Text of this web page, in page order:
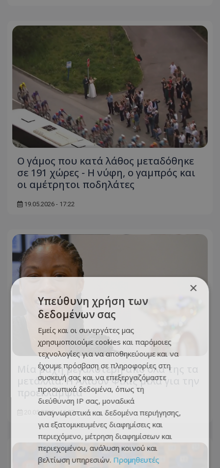
Ο γάμος που κατά λάθος μεταδόθηκε
σε 191 χώρες - Η νύφη, ο γαμπρός και
οι αμέτρητοι ποδηλάτες
19.05.2026 - 17:22
Μία μάχη μεγαλύτερη από όλα της τα
μετάλλια: Η Άλισον Φίλιξ μιλά για την
προεκλαμψία
20.05.2026 - 16:07
×
Υπεύθυνη χρήση των
δεδομένων σας
Εμείς και οι συνεργάτες μας
χρησιμοποιούμε cookies και παρόμοιες
τεχνολογίες για να αποθηκεύουμε και να
έχουμε πρόσβαση σε πληροφορίες στη
συσκευή σας και να επεξεργαζόμαστε
προσωπικά δεδομένα, όπως τη
διεύθυνση IP σας, μοναδικά
αναγνωριστικά και δεδομένα περιήγησης,
για εξατομικευμένες διαφημίσεις και
περιεχόμενο, μέτρηση διαφημίσεων και
περιεχομένου, ανάλυση κοινού και
βελτίωση υπηρεσιών. Προμηθευτές